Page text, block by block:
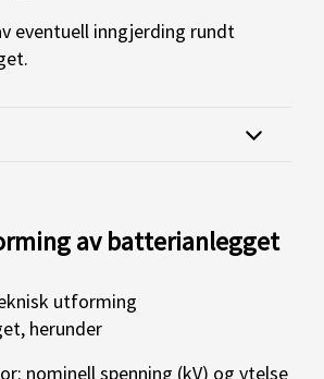
eventuell inngjerding rundt
av batterianlegget
utforming
herunder
nominell spenning (kV) og ytelse